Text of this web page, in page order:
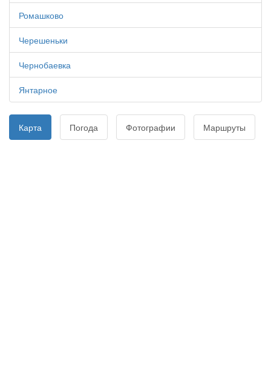
Ромашково
Черешеньки
Чернобаевка
Янтарное
Карта Погода Фотографии Маршруты